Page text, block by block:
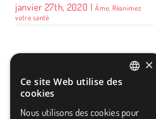
janvier 27th, 2020 | Âme Réanimez
votre santé
Partagez
Cet Article
Facebook
X FRENCH
×
Ce site Web utilise des
cookies
Nous utilisons des cookies pour